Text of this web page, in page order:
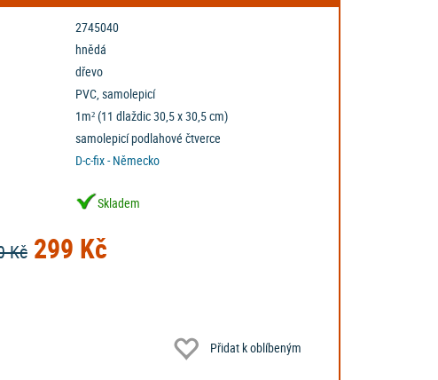
2745040
hnědá
dřevo
PVC, samolepicí
1m² (11 dlaždic 30,5 x 30,5 cm)
samolepicí podlahové čtverce
D-c-fix - Německo
Skladem
Kč299 Kč
Přidat k oblíbeným